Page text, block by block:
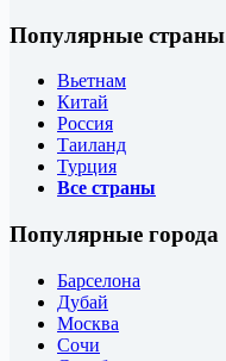
Популярные страны
Вьетнам
Китай
Россия
Таиланд
Турция
Все страны
Популярные города
Барселона
Дубай
Москва
Сочи